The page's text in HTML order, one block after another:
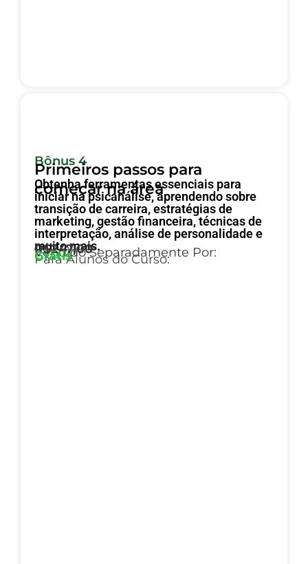
Bônus 4
Primeiros passos para
começar na área
Obtenha ferramentas essenciais para
iniciar na psicanálise, aprendendo sobre
transição de carreira, estratégias de
marketing, gestão financeira, técnicas de
interpretação, análise de personalidade e
muito mais.
Vendido Separadamente Por:
R$247,00
Para Alunos do Curso:
Grátis